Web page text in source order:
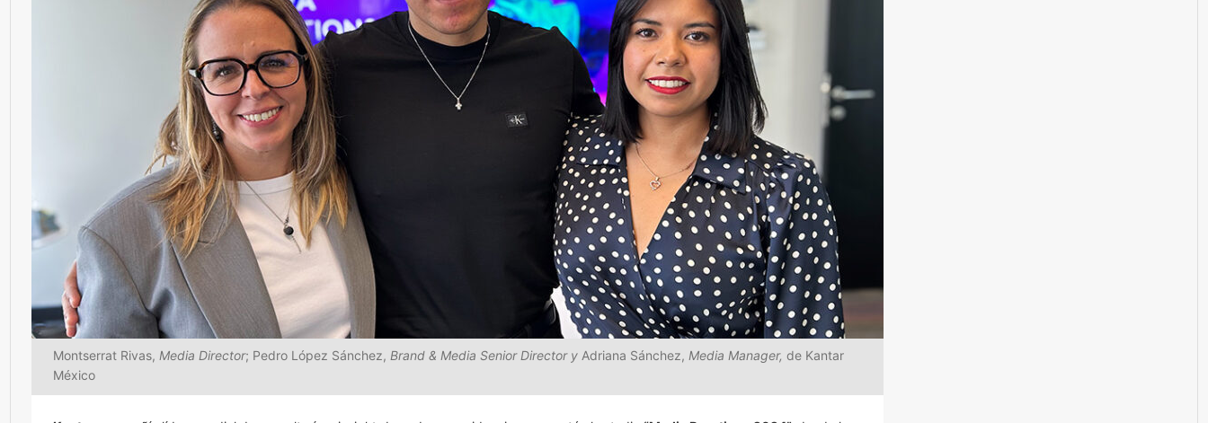
Montserrat Rivas, Media Director; Pedro López Sánchez, Brand & Media Senior Director y Adriana Sánchez, Media Manager, de Kantar
México